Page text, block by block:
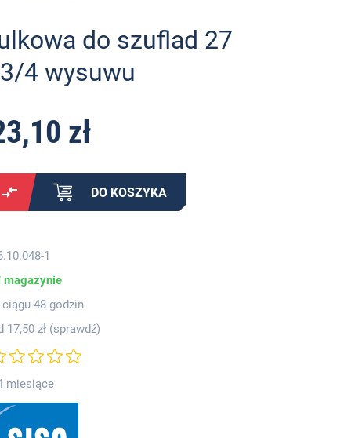
do szuflad 27
4 wysuwu
zł
DO KOSZYKA
1
magazynie
48 godzin
17,50 zł (sprawdź)
miesiące